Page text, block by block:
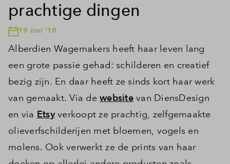
prachtige dingen
19 mei '18
Alberdien Wagemakers heeft haar leven lang
een grote passie gehad: schilderen en creatief
bezig zijn. En daar heeft ze sinds kort haar werk
van gemaakt. Via de websitevan DiensDesign
en via Etsyverkoopt ze prachtig, zelfgemaakte
olieverfschilderijen met bloemen, vogels en
molens. Ook verwerkt ze de prints van haar